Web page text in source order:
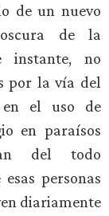
de un nuevo
de la
instante, no
por la vía del
en el uso de
en paraísos
del todo
personas
diariamente